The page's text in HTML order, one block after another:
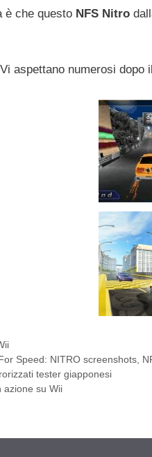
è che questo NFS Nitro
aspettano numerosi dopo
Speed: NITRO screenshots
tester giapponesi
azione su Wii